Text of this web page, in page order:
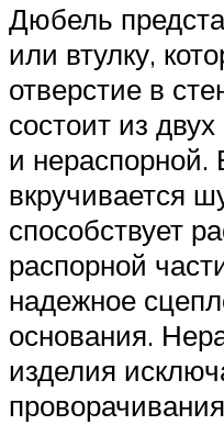
Дюбель
или втулку,
отверстие в
состоит из
и нераспорной.
вкручивается
способствует
распорной
надежное
основания.
изделия